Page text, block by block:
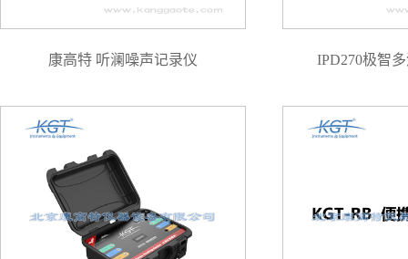
康高特 听澜噪声记录仪 IPD270极智